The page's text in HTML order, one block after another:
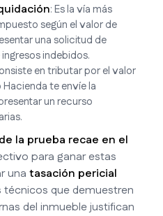
: Es la vía más
según el valor de
una solicitud de
indebidos.
en tributar por el valor
te envíe la
un recurso
la prueba recae en el
para ganar estas
una tasación pericial
técnicos que demuestren
del inmueble justifican